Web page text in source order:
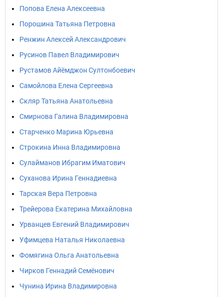
Попова Елена Алексеевна
Порошина Татьяна Петровна
Ренжин Алексей Александрович
Русинов Павел Владимирович
Рустамов Айёмджон Султонбоевич
Самойлова Елена Сергеевна
Скляр Татьяна Анатольевна
Смирнова Галина Владимировна
Старченко Марина Юрьевна
Строкина Инна Владимировна
Сулайманов Ибрагим Иматович
Суханова Ирина Геннадиевна
Тарская Вера Петровна
Трейерова Екатерина Михайловна
Урванцев Евгений Владимирович
Уфимцева Наталья Николаевна
Фомягина Ольга Анатольевна
Чирков Геннадий Семёнович
Чунина Ирина Владимировна